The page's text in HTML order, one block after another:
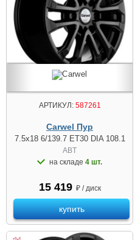
АРТИКУЛ:587261
Carwel Пур
7.5x18 6/139.7 ET30 DIA 108.1
ABT
на складе 4 шт.
15 419 ₽ / диск
купить